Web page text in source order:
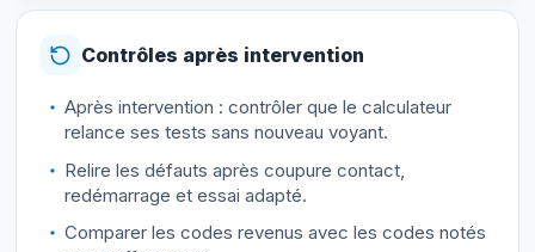
Contrôles après intervention
Après intervention : contrôler que le calculateur
relance ses tests sans nouveau voyant.
Relire les défauts après coupure contact,
redémarrage et essai adapté.
Comparer les codes revenus avec les codes notés